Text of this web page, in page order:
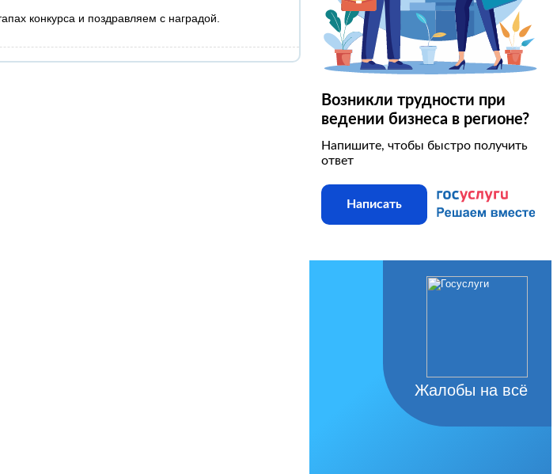
конкурса и поздравляем с наградой.
Возникли трудности при
ведении бизнеса в регионе?
Напишите, чтобы быстро получить
ответ
Написать
Жалобы на всё